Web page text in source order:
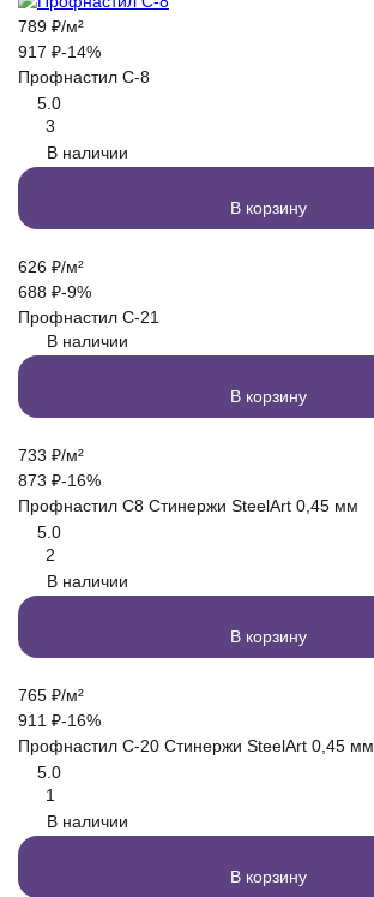
789 ₽/м²
917 ₽-14%
Профнастил С-8
5.0
3
В наличии
В корзину
626 ₽/м²
688 ₽-9%
Профнастил С-21
В наличии
В корзину
733 ₽/м²
873 ₽-16%
Профнастил С8 Стинержи SteelArt 0,45 мм
5.0
2
В наличии
В корзину
765 ₽/м²
911 ₽-16%
Профнастил С-20 Стинержи SteelArt 0,45 мм
5.0
1
В наличии
В корзину